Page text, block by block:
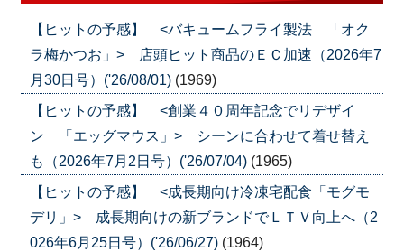
【ヒットの予感】 <バキュームフライ製法 「オク
ラ梅かつお」> 店頭ヒット商品のＥＣ加速（2026年7
月30日号）('26/08/01) (1969)
【ヒットの予感】 <創業４０周年記念でリデザイ
ン 「エッグマウス」> シーンに合わせて着せ替え
も（2026年7月2日号）('26/07/04) (1965)
【ヒットの予感】 <成長期向け冷凍宅配食「モグモ
デリ」> 成長期向けの新ブランドでＬＴＶ向上へ（2
026年6月25日号）('26/06/27) (1964)